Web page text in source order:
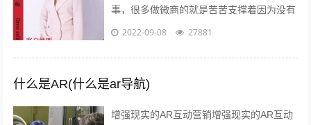
事，很多做微商的就是苦苦支撑着因为没有
客源，微商如何找客源一直是一个不衰的话
定...
2022-09-08 27881
什么是AR(什么是ar导航)
增强现实的AR互动营销增强现实的AR互动